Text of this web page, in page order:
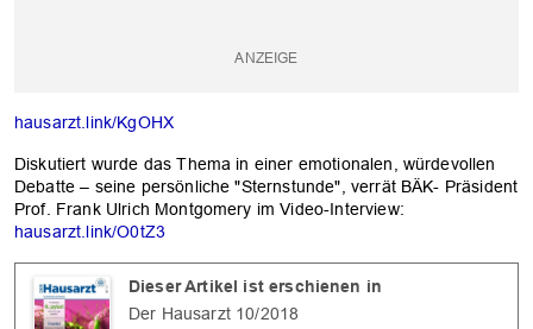
hausarzt.link/KgOHX
Diskutiert wurde das Thema in einer emotionalen, würdevollen
Debatte – seine persönliche "Sternstunde", verrät BÄK- Präsident
Prof. Frank Ulrich Montgomery im Video-Interview:
hausarzt.link/O0tZ3
Dieser Artikel ist erschienen in
Der Hausarzt 10/2018